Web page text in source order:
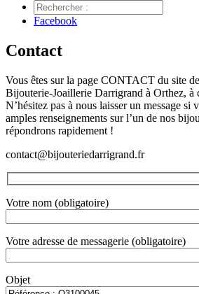
Facebook
Contact
Vous êtes sur la page CONTACT du site
Bijouterie-Joaillerie Darrigrand à Orthez, à
N’hésitez pas à nous laisser un message si
amples renseignements sur l’un de nos
répondrons rapidement !
contact@bijouteriedarrigrand.fr
Votre nom (obligatoire)
Votre adresse de messagerie (obligatoire)
Objet